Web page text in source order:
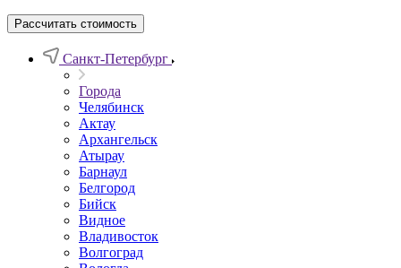
Рассчитать стоимость
Санкт-Петербург
Города
Челябинск
Актау
Архангельск
Атырау
Барнаул
Белгород
Бийск
Видное
Владивосток
Волгоград